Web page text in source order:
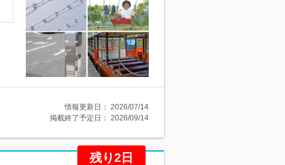
情報更新日： 2026/07/14
掲載終了予定日： 2026/09/14
残り2日